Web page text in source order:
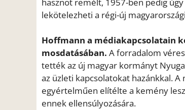
lekötelezheti a régi-új
Hoffmann a médiakapcsolatain
mosdatásában. A forradalom
tették az új magyar kormányt
az üzleti kapcsolatokat hazánkkal.
egyértelműen elítélte a kemény
ennek ellensúlyozására.